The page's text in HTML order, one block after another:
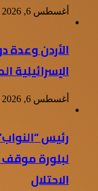
أغسطس 6, 2026
الأردن وعدة
الإسرائيلية
أغسطس 6, 2026
رئيس
لبلورة
الاحتلال